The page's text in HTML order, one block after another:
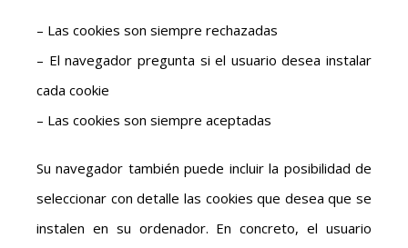
– Las cookies son siempre rechazadas
– El navegador pregunta si el usuario desea instalar
cada cookie
– Las cookies son siempre aceptadas
Su navegador también puede incluir la posibilidad de
seleccionar con detalle las cookies que desea que se
instalen en su ordenador. En concreto, el usuario